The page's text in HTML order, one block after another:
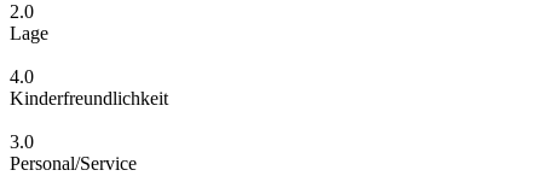
2.0
Lage
4.0
Kinderfreundlichkeit
3.0
Personal/Service